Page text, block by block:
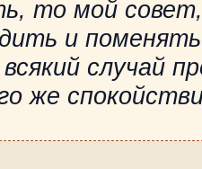
то мой
и
случай
же